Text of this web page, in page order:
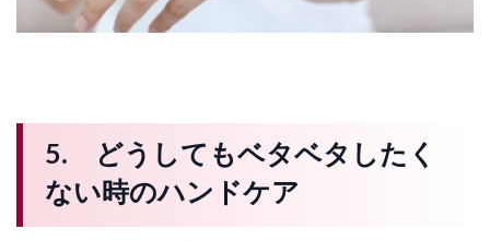
5. どうしてもベタベタしたく
ない時のハンドケア